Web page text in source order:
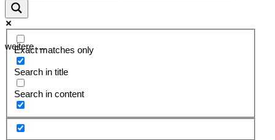
weitere ....
Exact matches only
Search in title
Search in content